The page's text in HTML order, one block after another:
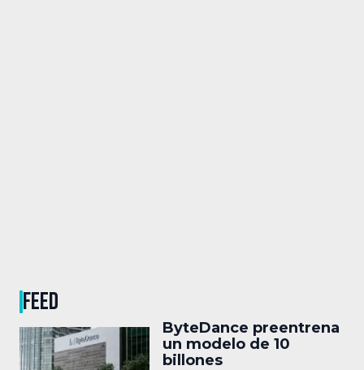
FEED
ByteDance preentrena
un modelo de 10
billones